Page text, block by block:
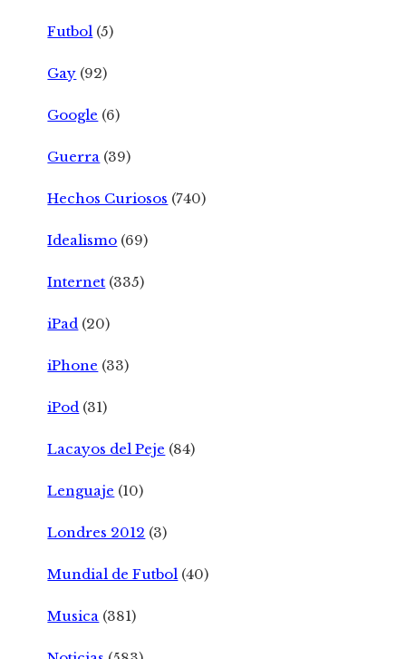
Futbol (5)
Gay (92)
Google (6)
Guerra (39)
Hechos Curiosos (740)
Idealismo (69)
Internet (335)
iPad (20)
iPhone (33)
iPod (31)
Lacayos del Peje (84)
Lenguaje (10)
Londres 2012 (3)
Mundial de Futbol (40)
Musica (381)